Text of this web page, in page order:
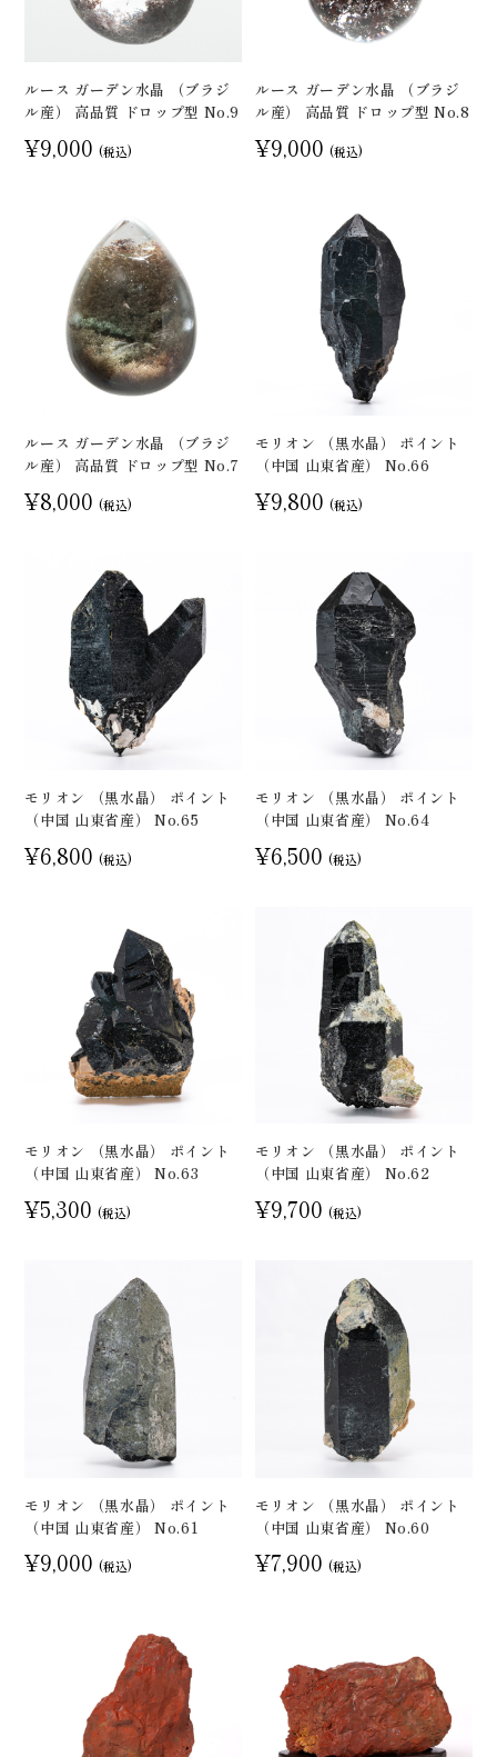
ルース ガーデン水晶 （ブラジ
ル産） 高品質 ドロップ型 No.9
¥9,000 (税込)
ルース ガーデン水晶 （ブラジ
ル産） 高品質 ドロップ型 No.8
¥9,000 (税込)
ルース ガーデン水晶 （ブラジ
ル産） 高品質 ドロップ型 No.7
¥8,000 (税込)
モリオン （黒水晶） ポイント
（中国 山東省産） No.66
¥9,800 (税込)
モリオン （黒水晶） ポイント
（中国 山東省産） No.65
¥6,800 (税込)
モリオン （黒水晶） ポイント
（中国 山東省産） No.64
¥6,500 (税込)
モリオン （黒水晶） ポイント
（中国 山東省産） No.63
¥5,300 (税込)
モリオン （黒水晶） ポイント
（中国 山東省産） No.62
¥9,700 (税込)
モリオン （黒水晶） ポイント
（中国 山東省産） No.61
¥9,000 (税込)
モリオン （黒水晶） ポイント
（中国 山東省産） No.60
¥7,900 (税込)